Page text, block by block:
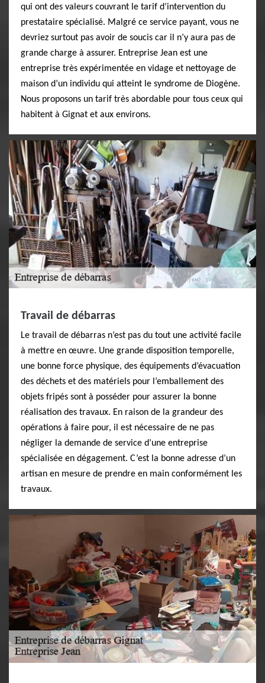
qui ont des valeurs couvrant le tarif d’intervention du
prestataire spécialisé. Malgré ce service payant, vous ne
devriez surtout pas avoir de soucis car il n’y aura pas de
grande charge à assurer. Entreprise Jean est une
entreprise très expérimentée en vidage et nettoyage de
maison d’un individu qui atteint le syndrome de Diogène.
Nous proposons un tarif très abordable pour tous ceux qui
habitent à Gignat et aux environs.
Travail de débarras
Le travail de débarras n’est pas du tout une activité facile
à mettre en œuvre. Une grande disposition temporelle,
une bonne force physique, des équipements d’évacuation
des déchets et des matériels pour l’emballement des
objets fripés sont à posséder pour assurer la bonne
réalisation des travaux. En raison de la grandeur des
opérations à faire pour, il est nécessaire de ne pas
négliger la demande de service d’une entreprise
spécialisée en dégagement. C’est la bonne adresse d’un
artisan en mesure de prendre en main conformément les
travaux.